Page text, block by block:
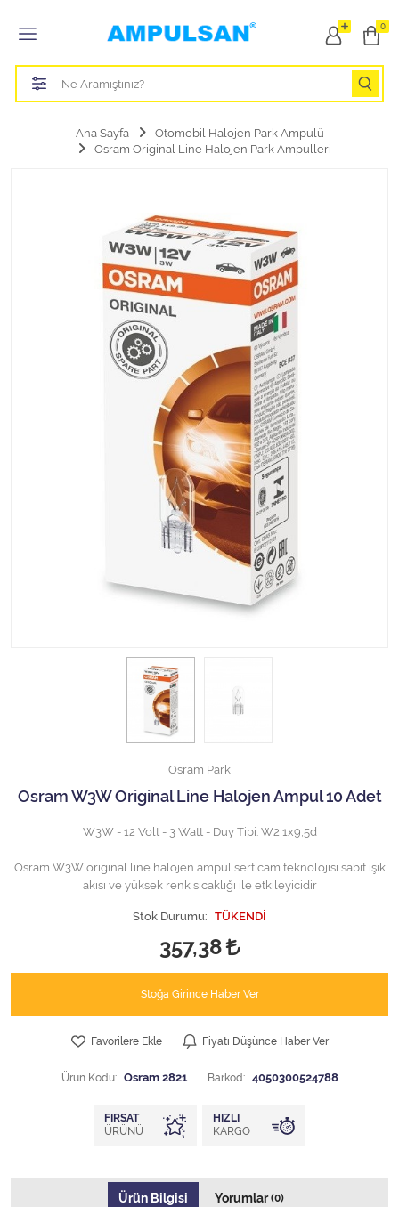
0
Tüm Kategoriler
Led Aydınlatma Ampulü
Otomobil Halojen Far Ampulü
Otomobil Led Far Ampulü
Otomobil Halojen Park Ampulü
Otomobil Led Park Ampulü
Otomobil Gösterge Ampulü
Halojen Off Road Rally Ampulü
Motosiklet Halojen Far Ampulü
Kamyon Halojen Far Ampulü
Kamyon Halojen Park Ampulü
Kamyon Gösterge Ampulü
Ana Sayfa
Otomobil Halojen Park Ampulü
Osram Original Line Halojen Park Ampulleri
Osram Park
Osram W3W Original Line Halojen Ampul 10 Adet
W3W - 12 Volt - 3 Watt - Duy Tipi: W2,1x9,5d
Osram W3W original line halojen ampul sert cam teknolojisi sabit ışık
akısı ve yüksek renk sıcaklığı ile etkileyicidir
Stok Durumu: TÜKENDİ
357,38
Stoğa Girince Haber Ver
Favorilere Ekle Fiyatı Düşünce Haber Ver
Ürün Kodu: Osram 2821 Barkod: 4050300524788
FIRSAT
ÜRÜNÜ
HIZLI
KARGO
Ürün Bilgisi Yorumlar(0)